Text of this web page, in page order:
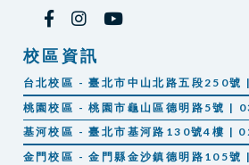
校區資訊
台北校區 - 臺北市中山北路五段250
桃園校區 - 桃園市龜山區德明路5號 |
基河校區 - 臺北市基河路130號4樓 |
金門校區 - 金門縣金沙鎮德明路105